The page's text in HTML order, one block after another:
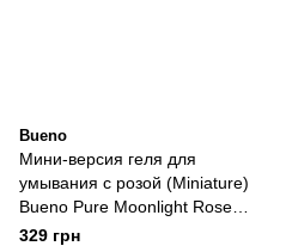
Bueno
Мини-версия геля для
умывания с розой (Miniature)
Bueno Pure Moonlight Rose
Floral Cleanser
329 грн